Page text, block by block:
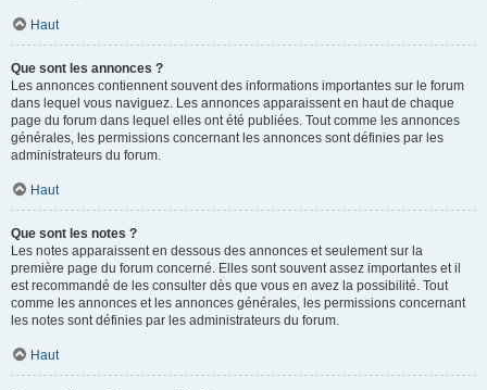
Haut
Que sont les annonces ?
Les annonces contiennent souvent des informations importantes sur le forum
dans lequel vous naviguez. Les annonces apparaissent en haut de chaque
page du forum dans lequel elles ont été publiées. Tout comme les annonces
générales, les permissions concernant les annonces sont définies par les
administrateurs du forum.
Haut
Que sont les notes ?
Les notes apparaissent en dessous des annonces et seulement sur la
première page du forum concerné. Elles sont souvent assez importantes et il
est recommandé de les consulter dès que vous en avez la possibilité. Tout
comme les annonces et les annonces générales, les permissions concernant
les notes sont définies par les administrateurs du forum.
Haut